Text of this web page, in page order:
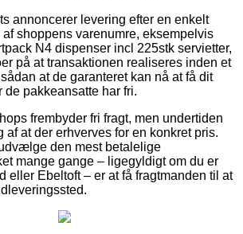
annoncerer levering efter en enkelt
shoppens varenumre, eksempelvis
N4 dispenser incl 225stk servietter,
på at transaktionen realiseres inden et
at de garanteret kan nå at få dit
de pakkeansatte har fri.
frembyder fri fragt, men undertiden
at der erhverves for en konkret pris.
den mest betalelige
mange gange – ligegyldigt om du er
eller Ebeltoft – er at få fragtmanden til at